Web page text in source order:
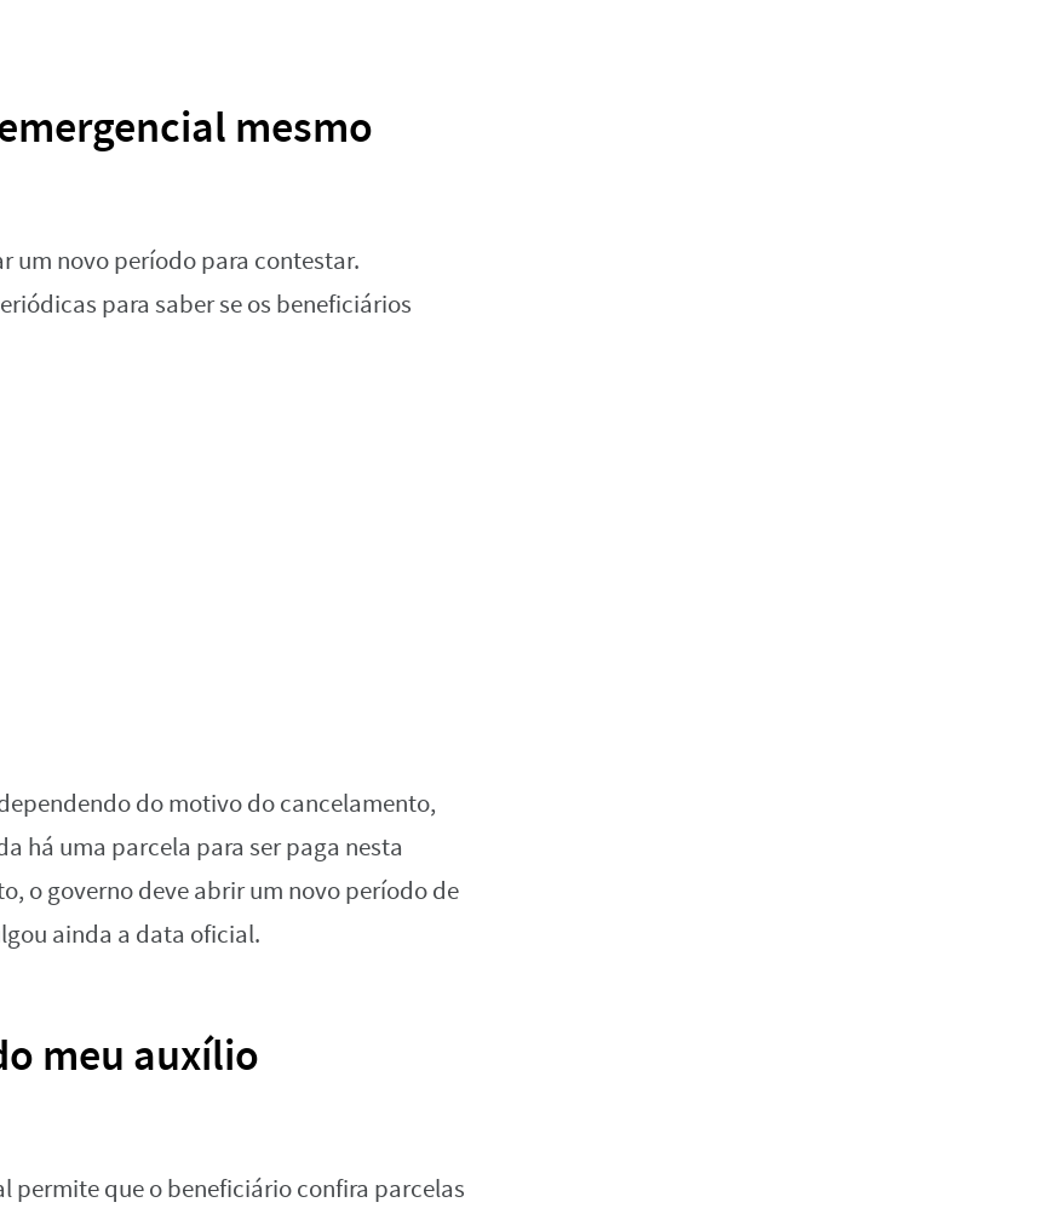
mesmo
um novo período para contestar.
para saber se os beneficiários
do motivo do cancelamento,
há uma parcela para ser paga nesta
o governo deve abrir um novo período de
ainda a data oficial.
meu auxílio
permite que o beneficiário confira parcelas